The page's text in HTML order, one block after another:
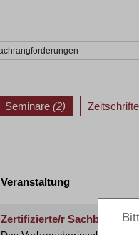
Seminare (2)
Veranstaltung
Zertifizierte/r